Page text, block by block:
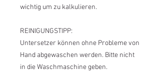
wichtig um zu kalkulieren.
REINIGUNGSTIPP:
Untersetzer können ohne Probleme von
Hand abgewaschen werden. Bitte nicht
in die Waschmaschine geben.